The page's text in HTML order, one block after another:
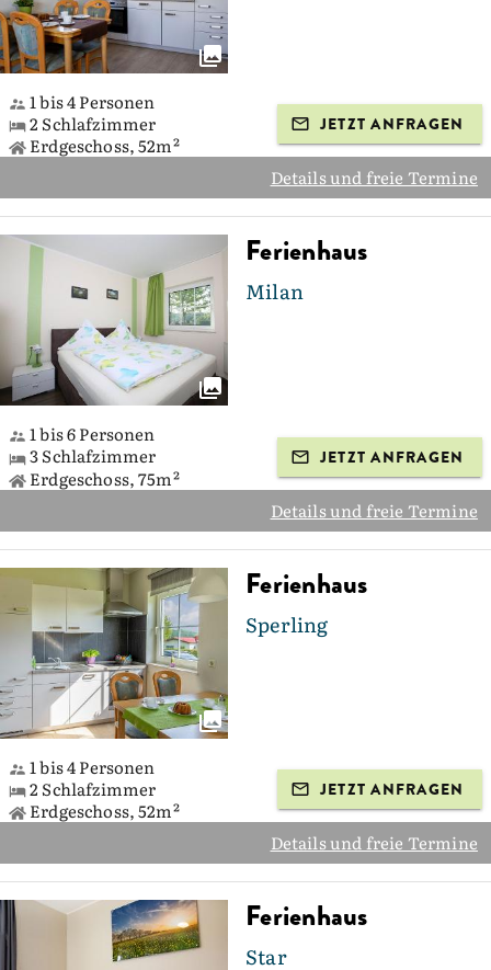
1 bis 4 Personen
2 Schlafzimmer
Erdgeschoss, 52m²
JETZT ANFRAGEN
Details und freie Termine
Ferienhaus
Milan
1 bis 6 Personen
3 Schlafzimmer
Erdgeschoss, 75m²
JETZT ANFRAGEN
Details und freie Termine
Ferienhaus
Sperling
1 bis 4 Personen
2 Schlafzimmer
Erdgeschoss, 52m²
JETZT ANFRAGEN
Details und freie Termine
Ferienhaus
Star